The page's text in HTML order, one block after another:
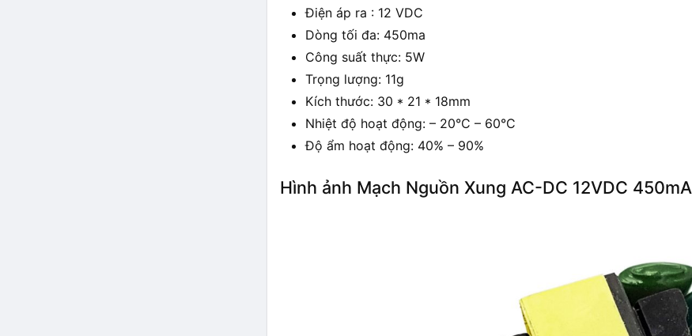
Điện áp ra : 12 VDC
Dòng tối đa: 450ma
Công suất thực: 5W
Trọng lượng: 11g
Kích thước: 30 * 21 * 18mm
Nhiệt độ hoạt động: – 20°C – 60°C
Độ ẩm hoạt động: 40% – 90%
Hình ảnh Mạch Nguồn Xung AC-DC 12VDC 450mA